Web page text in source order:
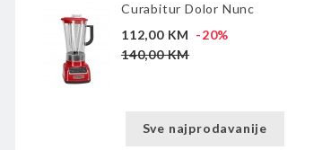
Curabitur Dolor Nunc
112,00 KM -20%
140,00 KM
Sve najprodavanije